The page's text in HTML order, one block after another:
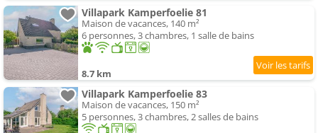
Villapark Kamperfoelie 81
Maison de vacances, 140 m²
6 personnes, 3 chambres, 1 salle de bains
8.7 km
Villapark Kamperfoelie 83
Maison de vacances, 150 m²
5 personnes, 3 chambres, 2 salles de bains